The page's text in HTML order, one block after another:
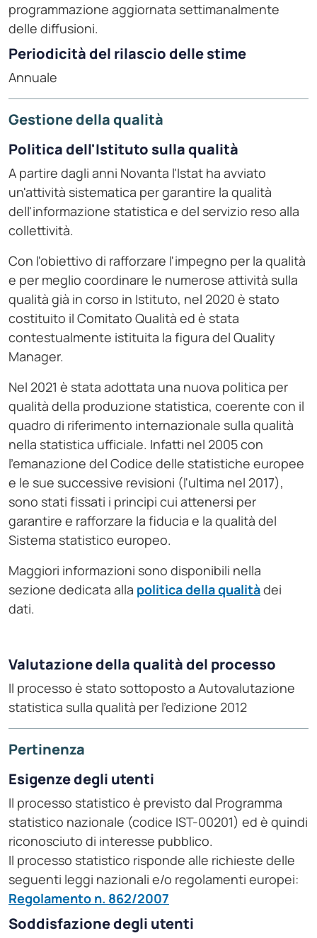
programmazione aggiornata settimanalmente
delle diffusioni.
Periodicità del rilascio delle stime
Annuale
Gestione della qualità
Politica dell'Istituto sulla qualità
A partire dagli anni Novanta l'Istat ha avviato
un'attività sistematica per garantire la qualità
dell'informazione statistica e del servizio reso alla
collettività.
Con l'obiettivo di rafforzare l'impegno per la qualità
e per meglio coordinare le numerose attività sulla
qualità già in corso in Istituto, nel 2020 è stato
costituito il Comitato Qualità ed è stata
contestualmente istituita la figura del Quality
Manager.
Nel 2021 è stata adottata una nuova politica per
qualità della produzione statistica, coerente con il
quadro di riferimento internazionale sulla qualità
nella statistica ufficiale. Infatti nel 2005 con
l'emanazione del Codice delle statistiche europee
e le sue successive revisioni (l'ultima nel 2017),
sono stati fissati i principi cui attenersi per
garantire e rafforzare la fiducia e la qualità del
Sistema statistico europeo.
Maggiori informazioni sono disponibili nella
sezione dedicata alla politica della qualitàdei
dati.
Valutazione della qualità del processo
Il processo è stato sottoposto a Autovalutazione
statistica sulla qualità per l'edizione 2012
Pertinenza
Esigenze degli utenti
Il processo statistico è previsto dal Programma
statistico nazionale (codice IST-00201) ed è quindi
riconosciuto di interesse pubblico.
Il processo statistico risponde alle richieste delle
seguenti leggi nazionali e/o regolamenti europei:
Regolamento n. 862/2007
Soddisfazione degli utenti